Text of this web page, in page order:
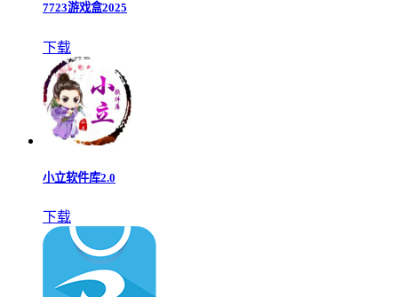
7723游戏盒2025
下载
小立软件库2.0
下载